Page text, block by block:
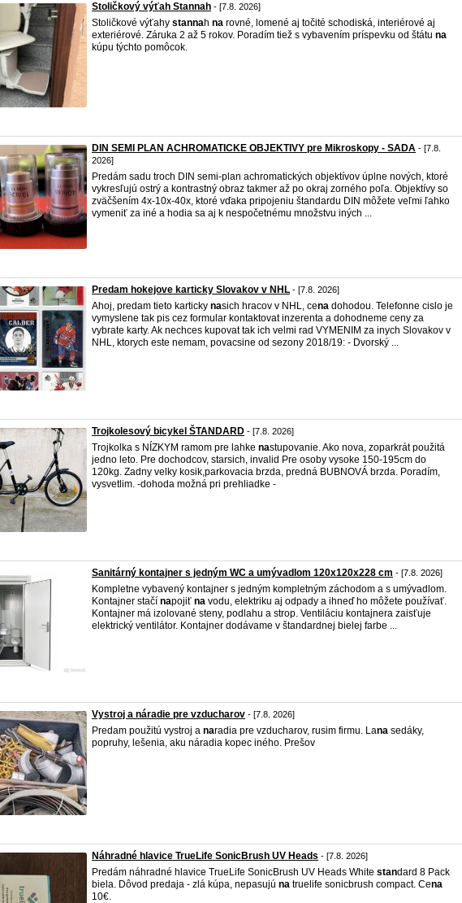
Stoličkový výťah Stannah - [7.8. 2026]
Stoličkové výťahy stannah na rovné, lomené aj točité schodiská, interiérové aj
exteriérové. Záruka 2 až 5 rokov. Poradím tiež s vybavením príspevku od štátu na
kúpu týchto pomôcok.
DIN SEMI PLAN ACHROMATICKE OBJEKTIVY pre Mikroskopy - SADA - [7.8.
2026]
Predám sadu troch DIN semi-plan achromatických objektívov úplne nových, ktoré
vykresľujú ostrý a kontrastný obraz takmer až po okraj zorného poľa. Objektívy so
zväčšením 4x-10x-40x, ktoré vďaka pripojeniu štandardu DIN môžete veľmi ľahko
vymeniť za iné a hodia sa aj k nespočetnému množstvu iných ...
Predam hokejove karticky Slovakov v NHL - [7.8. 2026]
Ahoj, predam tieto karticky nasich hracov v NHL, cena dohodou. Telefonne cislo je
vymyslene tak pis cez formular kontaktovat inzerenta a dohodneme ceny za
vybrate karty. Ak nechces kupovat tak ich velmi rad VYMENIM za inych Slovakov v
NHL, ktorych este nemam, povacsine od sezony 2018/19: - Dvorský ...
Trojkolesový bicykel ŠTANDARD - [7.8. 2026]
Trojkolka s NÍZKYM ramom pre lahke nastupovanie. Ako nova, zoparkrát použitá
jedno leto. Pre dochodcov, starsich, invalid Pre osoby vysoke 150-195cm do
120kg. Zadny velky kosik,parkovacia brzda, predná BUBNOVÁ brzda. Poradím,
vysvetlim. -dohoda možná pri prehliadke -
Sanitárný kontajner s jedným WC a umývadlom 120x120x228 cm - [7.8. 2026]
Kompletne vybavený kontajner s jedným kompletným záchodom a s umývadlom.
Kontajner stačí napojiť na vodu, elektriku aj odpady a ihneď ho môžete používať.
Kontajner má izolované steny, podlahu a strop. Ventiláciu kontajnera zaisťuje
elektrický ventilátor. Kontajner dodávame v štandardnej bielej farbe ...
Vystroj a náradie pre vzducharov - [7.8. 2026]
Predam použitú vystroj a naradia pre vzducharov, rusim firmu. Lana sedáky,
popruhy, lešenia, aku náradia kopec iného. Prešov
Náhradné hlavice TrueLife SonicBrush UV Heads - [7.8. 2026]
Predám náhradné hlavice TrueLife SonicBrush UV Heads White standard 8 Pack
biela. Dôvod predaja - zlá kúpa, nepasujú na truelife sonicbrush compact. Cena
10€.